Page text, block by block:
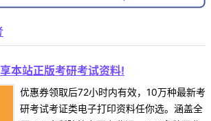
本站正版考研考试资料!
优惠券领取后72小时内有效，10万种最新考
研考试考证类电子打印资料任你选。涵盖全